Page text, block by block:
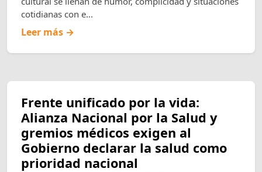
cotidianas con e...
Leer más →
Frente unificado por la vida:
Alianza Nacional por la Salud y
gremios médicos exigen al
Gobierno declarar la salud como
prioridad nacional